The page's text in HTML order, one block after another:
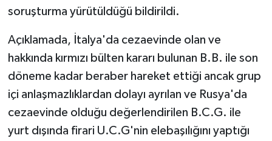
soruşturma yürütüldüğü bildirildi.
Açıklamada, İtalya'da cezaevinde olan ve
hakkında kırmızı bülten kararı bulunan B.B. ile son
döneme kadar beraber hareket ettiği ancak grup
içi anlaşmazlıklardan dolayı ayrılan ve Rusya'da
cezaevinde olduğu değerlendirilen B.C.G. ile
yurt dışında firari U.C.G'nin elebaşılığını yaptığı